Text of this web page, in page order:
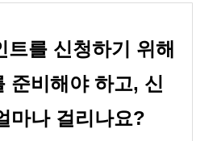
트를 신청하기 위해
준비해야 하고, 신
마나 걸리나요?